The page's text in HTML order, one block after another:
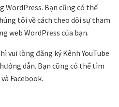
WordPress. Bạn cũng có thể
tôi về cách theo dõi sự tham
web WordPress của bạn.
vui lòng đăng ký Kênh YouTube
dẫn. Bạn cũng có thể tìm
Facebook.